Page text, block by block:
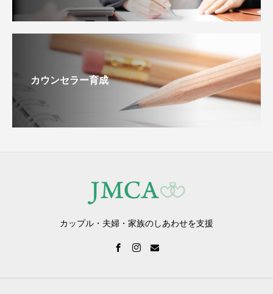
カウンセラー育成
カップル・夫婦・家族のしあわせを支援